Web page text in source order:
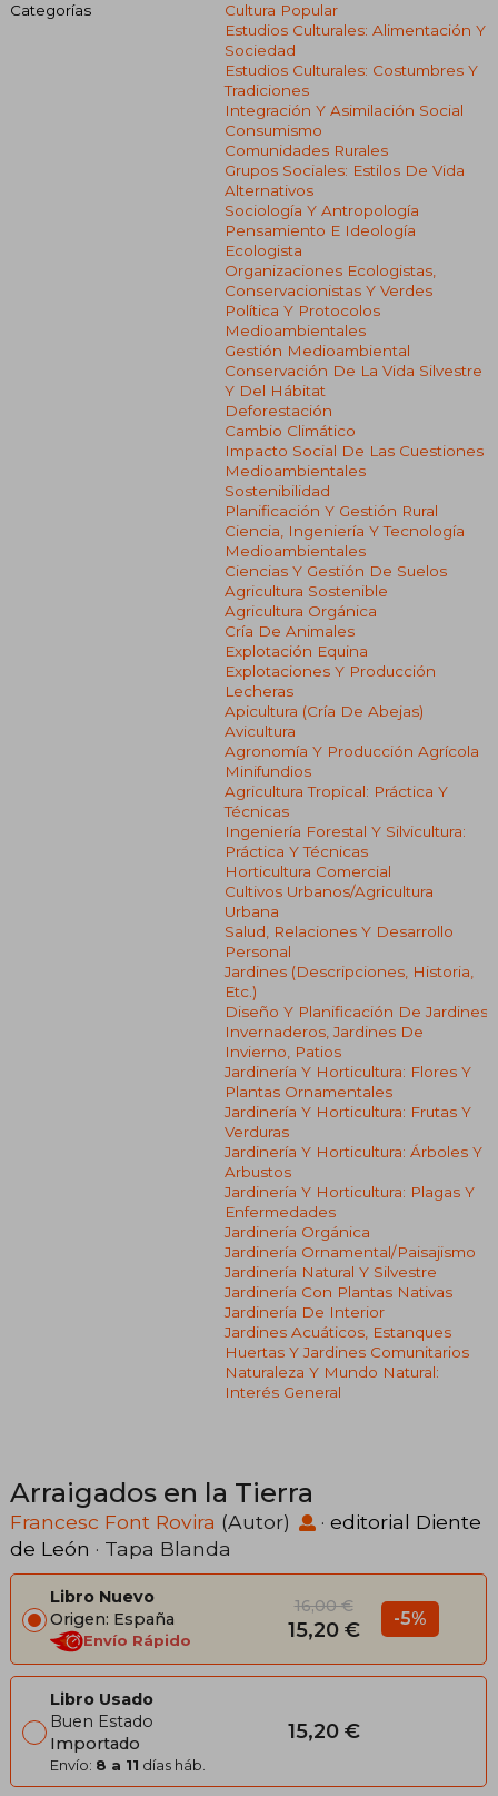
Categorías
Cultura Popular
Estudios Culturales: Alimentación Y
Sociedad
Estudios Culturales: Costumbres Y
Tradiciones
Integración Y Asimilación Social
Consumismo
Comunidades Rurales
Grupos Sociales: Estilos De Vida
Alternativos
Sociología Y Antropología
Pensamiento E Ideología
Ecologista
Organizaciones Ecologistas,
Conservacionistas Y Verdes
Política Y Protocolos
Medioambientales
Gestión Medioambiental
Conservación De La Vida Silvestre
Y Del Hábitat
Deforestación
Cambio Climático
Impacto Social De Las Cuestiones
Medioambientales
Sostenibilidad
Planificación Y Gestión Rural
Ciencia, Ingeniería Y Tecnología
Medioambientales
Ciencias Y Gestión De Suelos
Agricultura Sostenible
Agricultura Orgánica
Cría De Animales
Explotación Equina
Explotaciones Y Producción
Lecheras
Apicultura (cría De Abejas)
Avicultura
Agronomía Y Producción Agrícola
Minifundios
Agricultura Tropical: Práctica Y
Técnicas
Ingeniería Forestal Y Silvicultura:
Práctica Y Técnicas
Horticultura Comercial
Cultivos Urbanos/agricultura
Urbana
Salud, Relaciones Y Desarrollo
Personal
Jardines (descripciones, Historia,
Etc.)
Diseño Y Planificación De Jardines
Invernaderos, Jardines De
Invierno, Patios
Jardinería Y Horticultura: Flores Y
Plantas Ornamentales
Jardinería Y Horticultura: Frutas Y
Verduras
Jardinería Y Horticultura: Árboles Y
Arbustos
Jardinería Y Horticultura: Plagas Y
Enfermedades
Jardinería Orgánica
Jardinería Ornamental/paisajismo
Jardinería Natural Y Silvestre
Jardinería Con Plantas Nativas
Jardinería De Interior
Jardines Acuáticos, Estanques
Huertas Y Jardines Comunitarios
Naturaleza Y Mundo Natural:
Interés General
Arraigados en la Tierra
Francesc Font Rovira (Autor) · editorial Diente
de León · Tapa Blanda
Libro Nuevo
Origen: España
Envío Rápido
16,00 €
15,20 € -5%
Libro Usado
Buen Estado
Importado
Envío: 8 a 11 días háb.
15,20 €